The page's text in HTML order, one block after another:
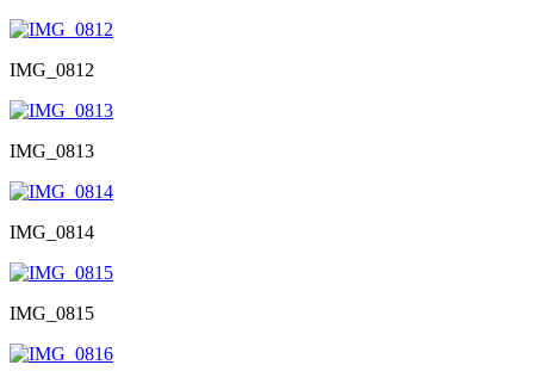
IMG_0812
IMG_0813
IMG_0814
IMG_0815